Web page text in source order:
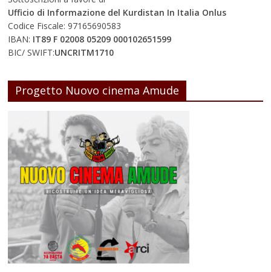
Ufficio di Informazione del Kurdistan In Italia Onlus
Codice Fiscale: 97165690583
IBAN: IT89 F 02008 05209 000102651599
BIC/ SWIFT:UNCRITM1710
Progetto Nuovo cinema Amude